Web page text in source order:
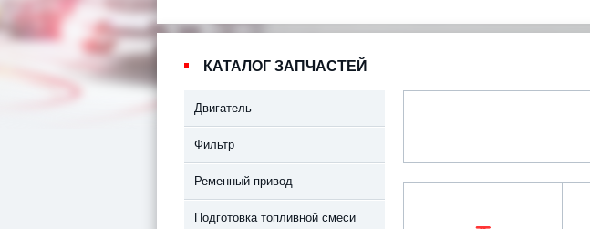
КАТАЛОГ ЗАПЧАСТЕЙ
Двигатель
Фильтр
Ременный привод
Подготовка топливной смеси